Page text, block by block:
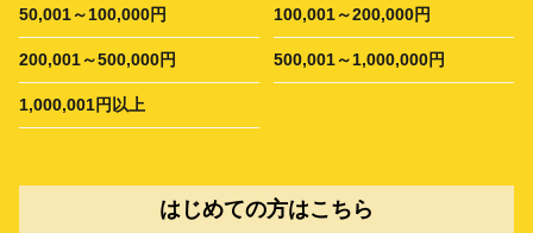
50,001～100,000円 100,001～200,000円
200,001～500,000円 500,001～1,000,000円
1,000,001円以上
はじめての方はこちら